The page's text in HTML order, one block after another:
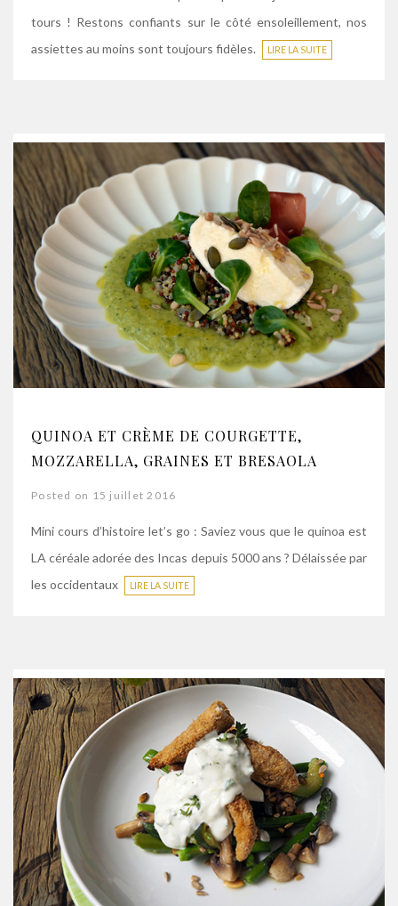
tours ! Restons confiants sur le côté ensoleillement, nos
assiettes au moins sont toujours fidèles.
LIRE LA SUITE
QUINOA ET CRÈME DE COURGETTE,
MOZZARELLA, GRAINES ET BRESAOLA
Posted on 15 juillet 2016
Mini cours d’histoire let’s go : Saviez vous que le quinoa est
LA céréale adorée des Incas depuis 5000 ans ? Délaissée par
les occidentaux
LIRE LA SUITE